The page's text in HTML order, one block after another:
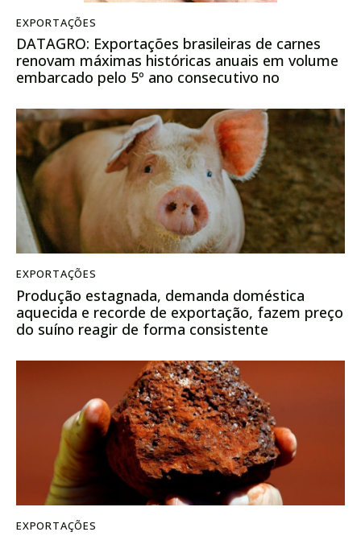
EXPORTAÇÕES
DATAGRO: Exportações brasileiras de carnes
renovam máximas históricas anuais em volume
embarcado pelo 5º ano consecutivo no
EXPORTAÇÕES
Produção estagnada, demanda doméstica
aquecida e recorde de exportação, fazem preço
do suíno reagir de forma consistente
EXPORTAÇÕES